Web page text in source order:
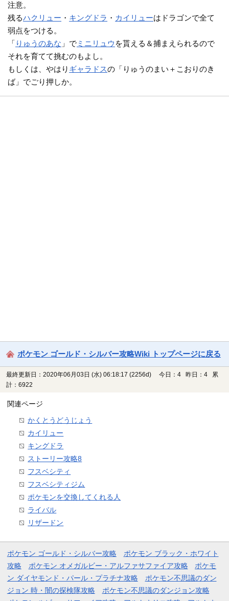
注意。
残るハクリュー ・ キングドラ ・ カイリューはドラゴンで全て
弱点をつける。
「 りゅうのあな 」でミニリュウ を貰える＆捕まえられるので
それを育てて挑むのもよし。
もしくは、やはり ギャラドスの「りゅうのまい＋こおりのき
ば」でごり押しか。
ポケモン ゴールド・シルバー攻略Wiki トップページに戻る
最終更新日：2020年06月03日 (水) 06:18:17 (2256d)
今日：4 昨日：4 累
計：6922
関連ページ
かくとうどうじょう
カイリュー
キングドラ
ストーリー攻略8
フスベシティ
フスベシティジム
ポケモンを交換してくれる人
ライバル
リザードン
ポケモン ゴールド・シルバー攻略
ポケモン ブラック・ホワイト
攻略
ポケモン オメガルビー・アルファサファイア攻略
ポケモ
ン ダイヤモンド・パール・プラチナ攻略
ポケモン不思議のダン
ジョン 時・闇の探検隊攻略
ポケモン不思議のダンジョン攻略